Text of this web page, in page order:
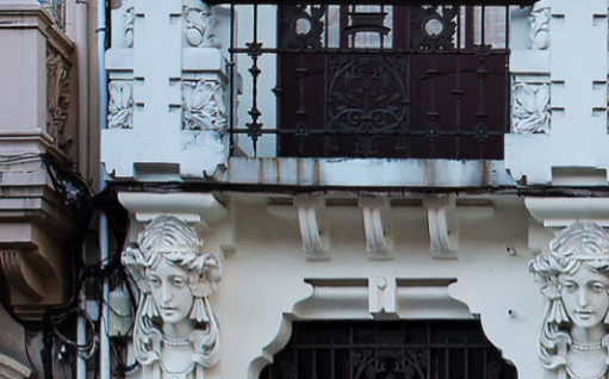
Saltar
contenido